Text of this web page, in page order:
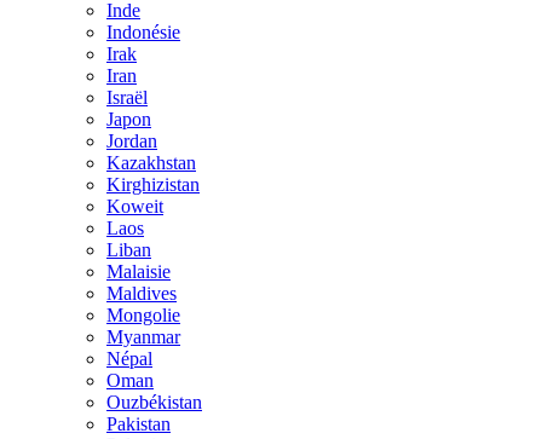
Inde
Indonésie
Irak
Iran
Israël
Japon
Jordan
Kazakhstan
Kirghizistan
Koweit
Laos
Liban
Malaisie
Maldives
Mongolie
Myanmar
Népal
Oman
Ouzbékistan
Pakistan